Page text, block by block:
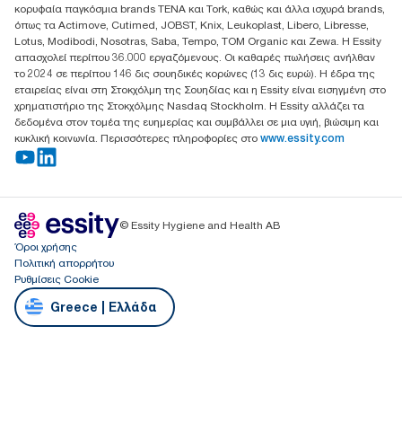
κορυφαία παγκόσμια brands TENA και Tork, καθώς και άλλα ισχυρά brands,
όπως τα Actimove, Cutimed, JOBST, Knix, Leukoplast, Libero, Libresse,
Lotus, Modibodi, Nosotras, Saba, Tempo, TOM Organic και Zewa. Η Essity
απασχολεί περίπου 36.000 εργαζόμενους. Οι καθαρές πωλήσεις ανήλθαν
το 2024 σε περίπου 146 δις σουηδικές κορώνες (13 δις ευρώ). Η έδρα της
εταιρείας είναι στη Στοκχόλμη της Σουηδίας και η Essity είναι εισηγμένη στο
χρηματιστήριο της Στοκχόλμης Nasdaq Stockholm. Η Essity αλλάζει τα
δεδομένα στον τομέα της ευημερίας και συμβάλλει σε μια υγιή, βιώσιμη και
κυκλική κοινωνία. Περισσότερες πληροφορίες στο www.essity.com
© Essity Hygiene and Health AB
Όροι χρήσης
Πολιτική απορρήτου
Ρυθμίσεις Cookie
Greece | Ελλάδα